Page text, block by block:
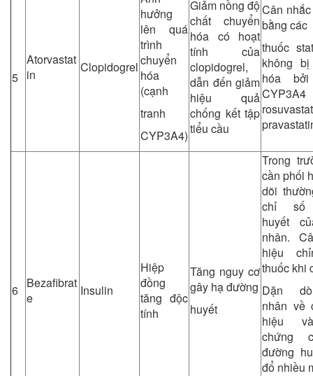
5
Atorvastat
in
Clopidogrel
hưởng
lên quá
trình
chuyển
hóa
(cạnh
tranh
CYP3A4)
Giảm nồng độ
chất chuyển
hóa có hoạt
tính của
clopidogrel,
dẫn đến giảm
hiệu quả
chống kết tập
tiểu cầu
Cân
bằng các
thuốc
không
hóa bởi
6 Bezafibrat
e
Insulin
Hiệp
đồng
tăng độc
tính
Tăng nguy cơ
gây hạ đường
huyết
Trong
cần phối
dõi
chỉ số
huyết
nhân.
hiệu
thuốc khi
Dặn
nhân về
hiệu
chứng
đường
đổ nhiều